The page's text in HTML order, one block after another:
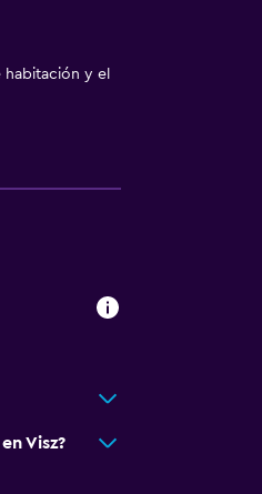
y el
Visz?